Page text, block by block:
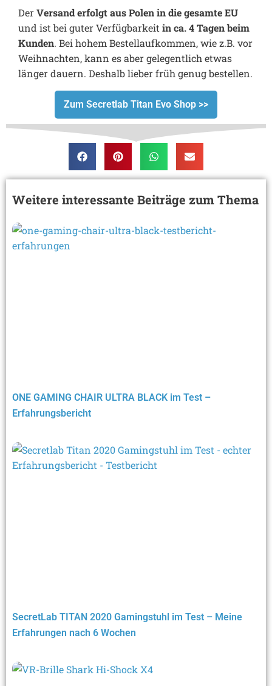
DerVersand erfolgt aus Polen in die gesamte EU
und ist bei guter Verfügbarkeit in ca. 4 Tagen beim
Kunden. Bei hohem Bestellaufkommen, wie z.B. vor
Weihnachten, kann es aber gelegentlich etwas
länger dauern. Deshalb lieber früh genug bestellen.
Zum Secretlab Titan Evo Shop >>
Weitere interessante Beiträge zum Thema
ONE GAMING CHAIR ULTRA BLACK im Test –
Erfahrungsbericht
SecretLab TITAN 2020 Gamingstuhl im Test – Meine
Erfahrungen nach 6 Wochen